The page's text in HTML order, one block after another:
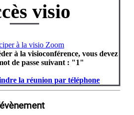
visio
à la visio Zoom
à la visioconférence, vous devez
de passe suivant : "1"
la réunion par téléphone